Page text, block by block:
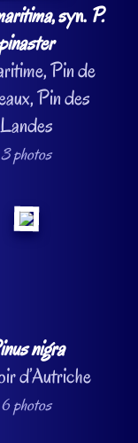
, syn. P.
Pin de
Pin des
Landes
3 photos
nigra
d’Autriche
6 photos